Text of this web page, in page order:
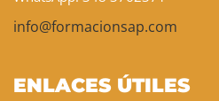
info@formacionsap.com
ENLACES ÚTILES